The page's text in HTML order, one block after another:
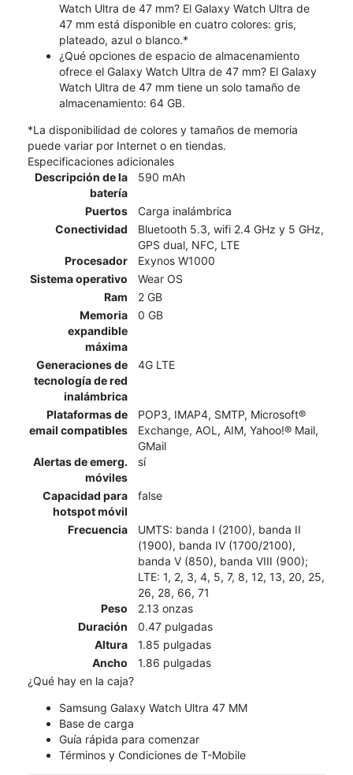
Watch Ultra de 47 mm? El Galaxy Watch Ultra de
47 mm está disponible en cuatro colores: gris,
plateado, azul o blanco.*
¿Qué opciones de espacio de almacenamiento
ofrece el Galaxy Watch Ultra de 47 mm? El Galaxy
Watch Ultra de 47 mm tiene un solo tamaño de
almacenamiento: 64 GB.
*La disponibilidad de colores y tamaños de memoria
puede variar por Internet o en tiendas.
Especificaciones adicionales
Descripción de la
batería
590 mAh
Puertos
Carga inalámbrica
Conectividad
Bluetooth 5.3, wifi 2.4 GHz y 5 GHz,
GPS dual, NFC, LTE
Procesador
Exynos W1000
Sistema operativo
Wear OS
Ram
2 GB
Memoria
expandible
máxima
0 GB
Generaciones de
tecnología de red
inalámbrica
4G LTE
Plataformas de
email compatibles
POP3, IMAP4, SMTP, Microsoft®
Exchange, AOL, AIM, Yahoo!® Mail,
GMail
Alertas de emerg.
móviles
sí
Capacidad para
hotspot móvil
false
Frecuencia
UMTS: banda I (2100), banda II
(1900), banda IV (1700/2100),
banda V (850), banda VIII (900);
LTE: 1, 2, 3, 4, 5, 7, 8, 12, 13, 20, 25,
26, 28, 66, 71
Peso
2.13 onzas
Duración
0.47 pulgadas
Altura
1.85 pulgadas
Ancho
1.86 pulgadas
¿Qué hay en la caja?
Samsung Galaxy Watch Ultra 47 MM
Base de carga
Guía rápida para comenzar
Términos y Condiciones de T-Mobile